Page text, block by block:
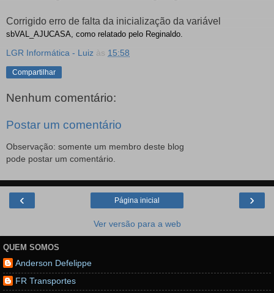
Corrigido erro de falta da inicialização da variável
sbVAL_AJUCASA, como relatado pelo Reginaldo.
LGR Informática - Luiz às 15:58
Compartilhar
Nenhum comentário:
Postar um comentário
Observação: somente um membro deste blog
pode postar um comentário.
‹ ›
Página inicial
Ver versão para a web
QUEM SOMOS
Anderson Defelippe
FR Transportes